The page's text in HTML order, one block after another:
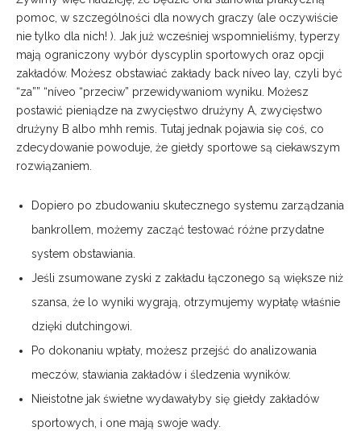
pomoc, w szczególności dla nowych graczy (ale oczywiście
nie tylko dla nich! ). Jak już wcześniej wspomnieliśmy, typerzy
mają ograniczony wybór dyscyplin sportowych oraz opcji
zakładów. Możesz obstawiać zakłady back níveo lay, czyli być
“za”” “níveo “przeciw” przewidywaniom wyniku. Możesz
postawić pieniądze na zwycięstwo drużyny A, zwycięstwo
drużyny B albo mhh remis. Tutaj jednak pojawia się coś, co
zdecydowanie powoduje, że giełdy sportowe są ciekawszym
rozwiązaniem.
Dopiero po zbudowaniu skutecznego systemu zarządzania
bankrollem, możemy zacząć testować różne przydatne
system obstawiania.
Jeśli zsumowane zyski z zakładu łączonego są większe niż
szansa, że lo wyniki wygrają, otrzymujemy wypłatę właśnie
dzięki dutchingowi.
Po dokonaniu wpłaty, możesz przejść do analizowania
meczów, stawiania zakładów i śledzenia wyników.
Nieistotne jak świetne wydawałyby się giełdy zakładów
sportowych, i one mają swoje wady.